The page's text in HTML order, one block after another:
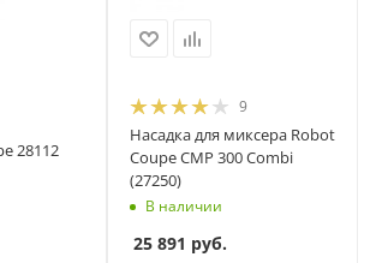
28112
9
Насадка для миксера Robot
Coupe СМР 300 Combi
(27250)
В наличии
25 891 руб.